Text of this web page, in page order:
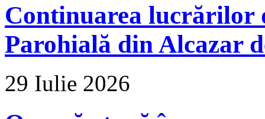
Continuarea lucrărilor
Parohială din Alcazar
29 Iulie 2026